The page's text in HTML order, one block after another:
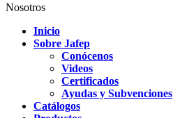
Nosotros
Inicio
Sobre Jafep
Conócenos
Videos
Certificados
Ayudas y Subvenciones
Catálogos